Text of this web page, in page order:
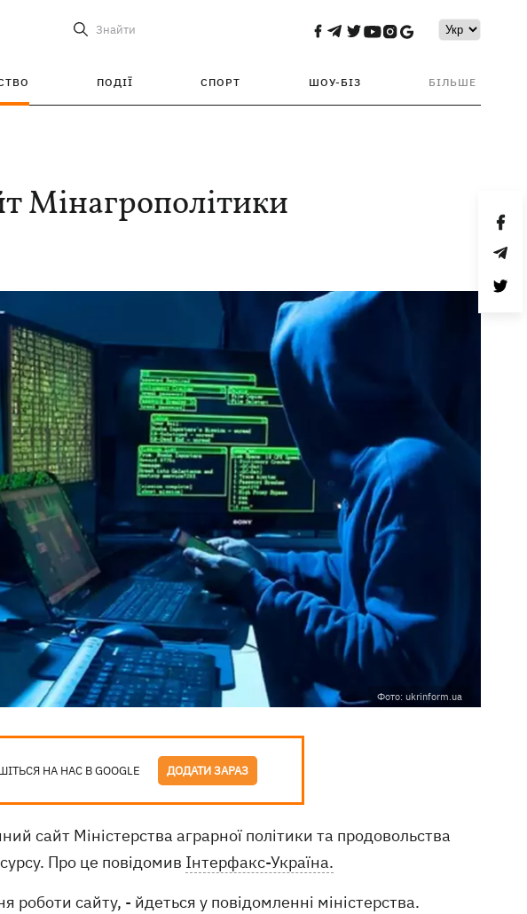
Знайти
ПОДІЇ СПОРТ ШОУ-БІЗ БІЛЬШЕ
Мінагрополітики
Фото: ukrinform.ua
НА НАС В GOOGLE ДОДАТИ ЗАРАЗ
сайт Міністерства аграрної політики та продовольства
Про це повідомив Інтерфакс-Україна.
сайту, - йдеться у повідомленні міністерства.